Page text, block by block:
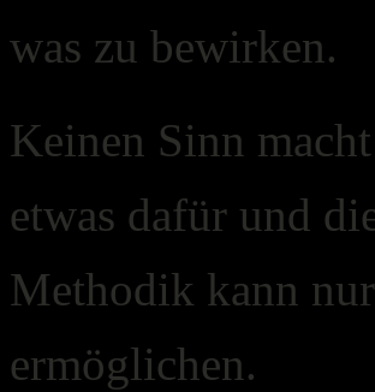
was zu bewirken.
Keinen Sinn
etwas dafür und
Methodik kann
ermöglichen.